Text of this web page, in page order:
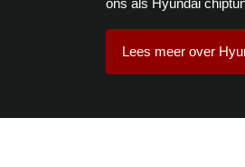
Lees meer over